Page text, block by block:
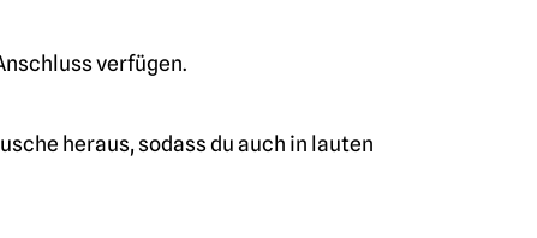
verfügen.
heraus, sodass du auch in lauten